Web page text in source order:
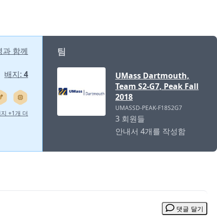
과 함께
배지: 4
+1개 더
팀
UMass Dartmouth,
Team S2-G7, Peak Fall
2018
UMASSD-PEAK-F18S2G7
3 회원들
안내서 4개를 작성함
댓글 달기